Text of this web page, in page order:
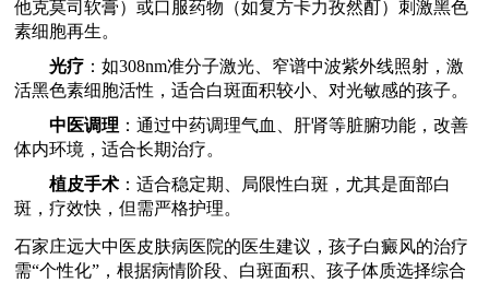
他克莫司软膏）或口服药物（如复方卡力孜然酊）刺激黑色
素细胞再生。
光疗 ：如308nm准分子激光、窄谱中波紫外线照射，激
活黑色素细胞活性，适合白斑面积较小、对光敏感的孩子。
中医调理 ：通过中药调理气血、肝肾等脏腑功能，改善
体内环境，适合长期治疗。
植皮手术 ：适合稳定期、局限性白斑，尤其是面部白
斑，疗效快，但需严格护理。
石家庄远大中医皮肤病医院的医生建议，孩子白癜风的治疗
需“个性化”，根据病情阶段、白斑面积、孩子体质选择综合